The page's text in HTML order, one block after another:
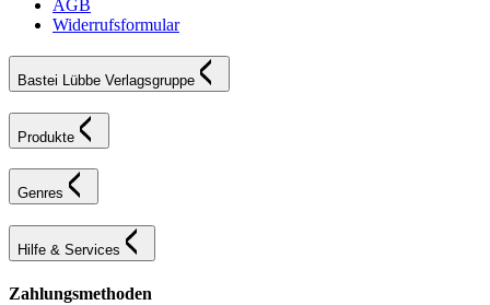
AGB
Widerrufsformular
Bastei Lübbe Verlagsgruppe
Produkte
Genres
Hilfe & Services
Zahlungsmethoden